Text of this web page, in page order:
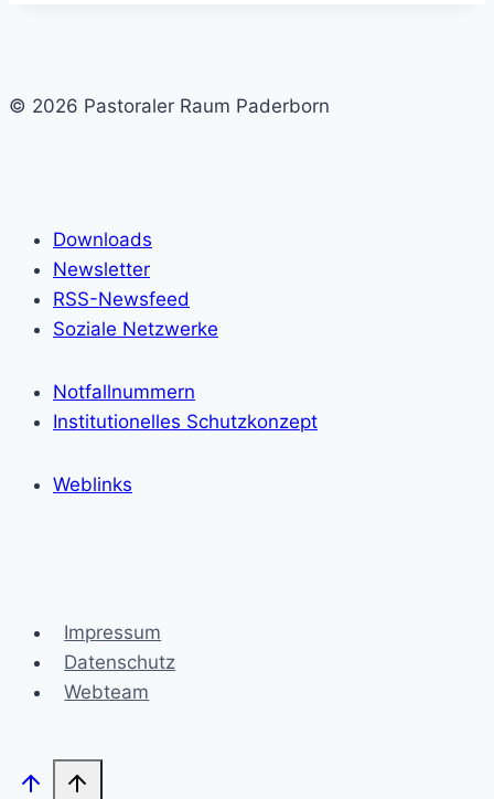
© 2026 Pastoraler Raum Paderborn
Downloads
Newsletter
RSS-Newsfeed
Soziale Netzwerke
Notfallnummern
Institutionelles Schutzkonzept
Weblinks
Impressum
Datenschutz
Webteam